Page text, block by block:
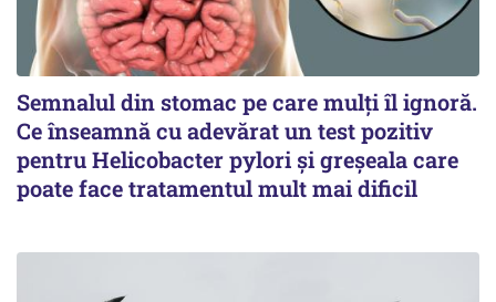
Semnalul din stomac pe care mulți îl ignoră.
Ce înseamnă cu adevărat un test pozitiv
pentru Helicobacter pylori și greșeala care
poate face tratamentul mult mai dificil